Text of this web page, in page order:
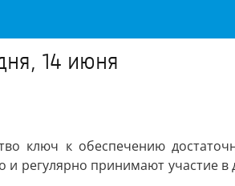
14 июня
ключ к обеспечению
регулярно принимают участие